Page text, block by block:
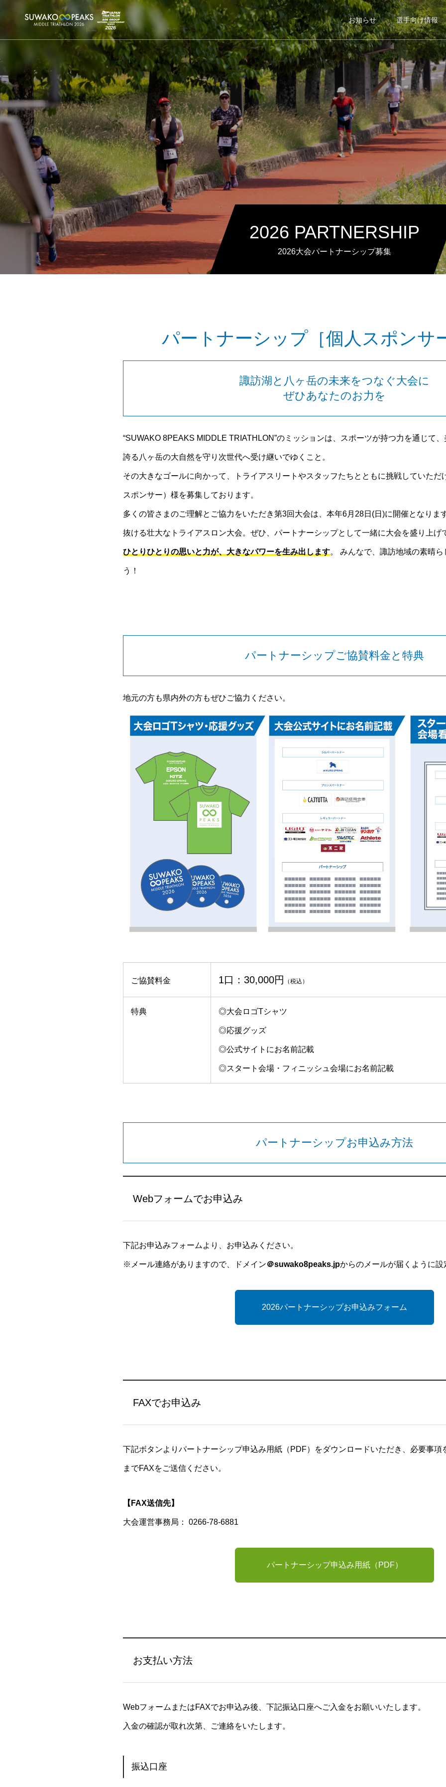
お知らせ 選手向け情報
2026 PARTNERSHIP
2026大会パートナーシップ募集
パートナーシップ［個人スポンサ
諏訪湖と八ヶ岳の未来をつなぐ大会に
ぜひあなたのお力を
“SUWAKO 8PEAKS MIDDLE TRIATHLON”のミッションは、スポーツが持つ力を通じて
誇る八ヶ岳の大自然を守り次世代へ受け継いでゆくこと。
その大きなゴールに向かって、トライアスリートやスタッフたちとともに挑戦していただ
スポンサー）様を募集しております。
多くの皆さまのご理解とご協力をいただき第3回大会は、本年6月28日(日)に開催となりま
抜ける壮大なトライアスロン大会。ぜひ、パートナーシップとして一緒に大会を盛り上げ
ひとりひとりの思いと力が、大きなパワーを生み出します。 みんなで、諏訪地域の素晴
う！
パートナーシップご協賛料金と特典
地元の方も県内外の方もぜひご協力ください。
ご協賛料金 1口：30,000円 （税込）
特典 ◎大会ロゴTシャツ
◎応援グッズ
◎公式サイトにお名前記載
◎スタート会場・フィニッシュ会場にお名前記載
パートナーシップお申込み方法
Webフォームでお申込み
下記お申込みフォームより、お申込みください。
※メール連絡がありますので、ドメイン＠suwako8peaks.jpからのメールが届くように設
2026パートナーシップお申込みフォーム
FAXでお申込み
下記ボタンよりパートナーシップ申込み用紙（PDF）をダウンロードいただき、必要事項
までFAXをご送信ください。
【FAX送信先】
大会運営事務局： 0266-78-6881
パートナーシップ申込み用紙（PDF）
お支払い方法
WebフォームまたはFAXでお申込み後、下記振込口座へご入金をお願いいたします。
入金の確認が取れ次第、ご連絡をいたします。
振込口座